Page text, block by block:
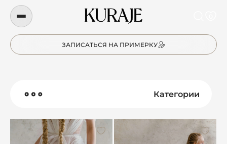
ЗАПИСАТЬСЯ НА ПРИМЕРКУ
Категории